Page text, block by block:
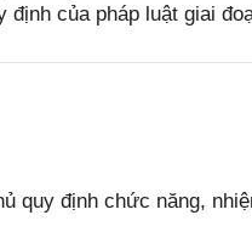
của pháp luật giai
quy định chức năng,